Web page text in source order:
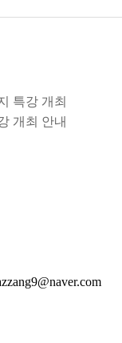
특강 개최
개최 안내